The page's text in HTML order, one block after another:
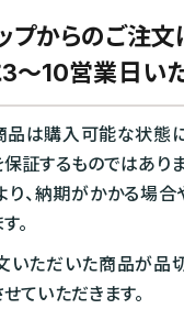
プからのご注文
～10営業日いた
は購入可能な状態に
証するものではあり
、納期がかかる場合
。
ただいた商品が品
ていただきます。